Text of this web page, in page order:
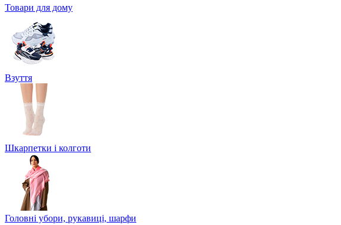
Товари для дому
Взуття
Шкарпетки і колготи
Головні убори, рукавиці, шарфи